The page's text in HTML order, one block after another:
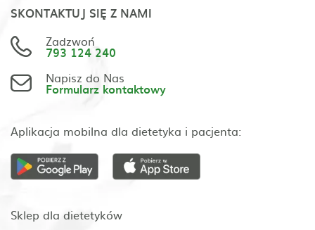
SKONTAKTUJ SIĘ Z NAMI
Zadzwoń
793 124 240
Napisz do Nas
Formularz kontaktowy
Aplikacja mobilna dla dietetyka i pacjenta:
Sklep dla dietetyków